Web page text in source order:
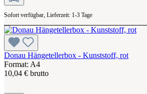
Sofort verfügbar, Lieferzeit: 1-3 Tage
Donau Hängetellerbox - Kunststoff, rot
Format: A4
10,04 € brutto